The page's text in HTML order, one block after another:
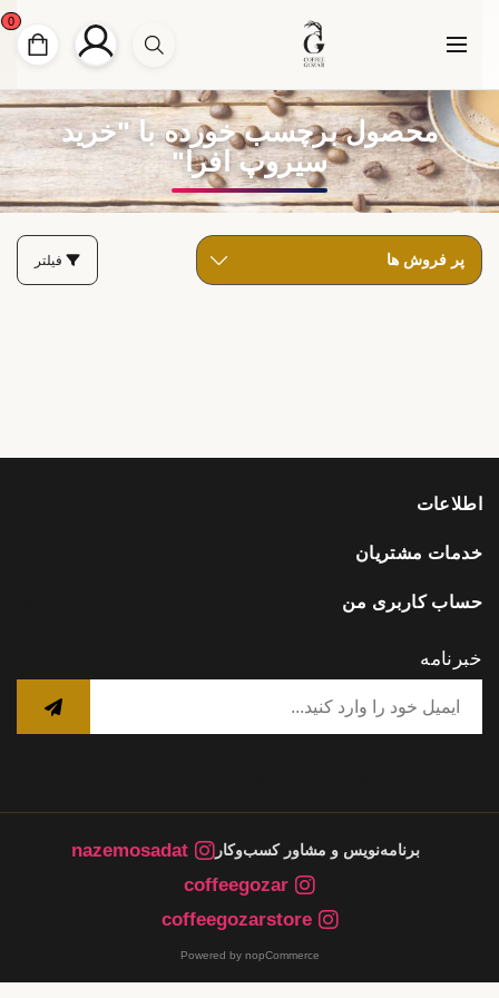
0
محصول برچسب خورده با "خرید
سیروپ افرا"
فیلتر
اطلاعات
خدمات مشتریان
حساب کاربری من
خبرنامه
برنامه‌نویس و مشاور کسب‌وکار
nazemosadat
coffeegozar
coffeegozarstore
Powered by nopCommerce